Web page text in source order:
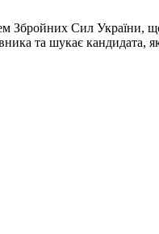
Збройних Сил України, що
та шукає кандидата,